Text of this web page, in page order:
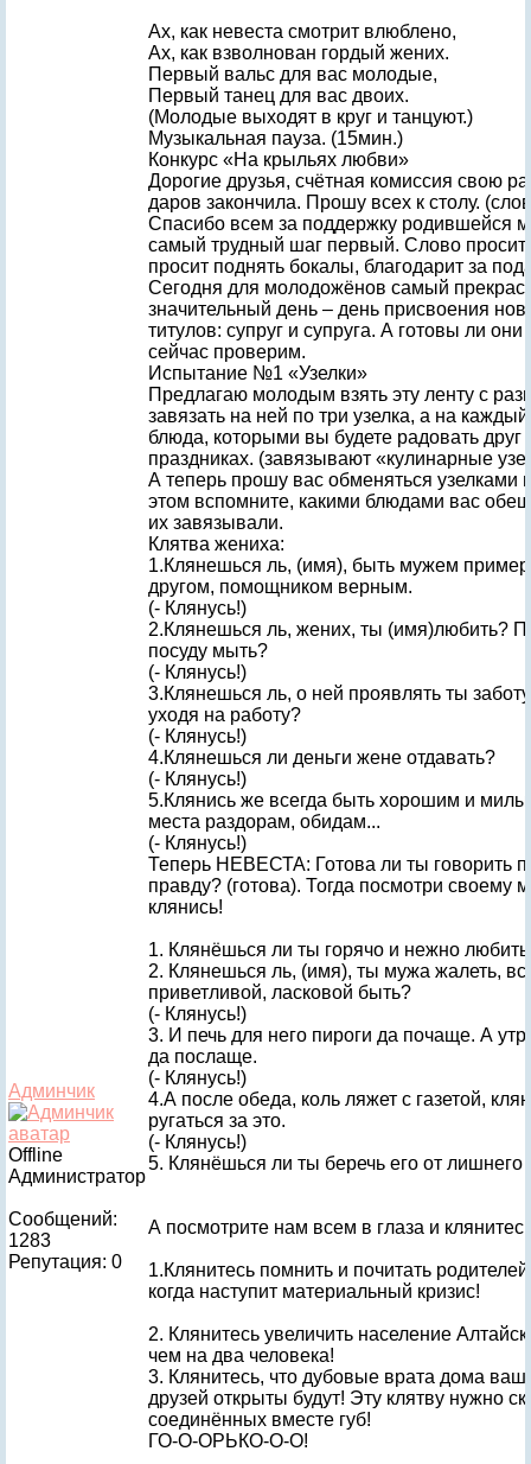
Админчик
Offline
Администратор
Сообщений:
1283
Репутация: 0
Ах, как невеста смотрит влюблено,
Ах, как взволнован гордый жених.
Первый вальс для вас молодые,
Первый танец для вас двоих.
(Молодые выходят в круг и танцуют.)
Музыкальная пауза. (15мин.)
Конкурс «На крыльях любви»
Дорогие друзья, счётная комиссия свою
даров закончила. Прошу всех к столу.
Спасибо всем за поддержку родившейся
самый трудный шаг первый. Слово
просит поднять бокалы, благодарит за
Сегодня для молодожёнов самый
значительный день – день присвоения
титулов: супруг и супруга. А готовы ли
сейчас проверим.
Испытание №1 «Узелки»
Предлагаю молодым взять эту ленту с
завязать на ней по три узелка, а на каждый
блюда, которыми вы будете радовать друг
праздниках. (завязывают «кулинарные
А теперь прошу вас обменяться узелками
этом вспомните, какими блюдами вас
их завязывали.
Клятва жениха:
1.Клянешься ль, (имя), быть мужем
другом, помощником верным.
(- Клянусь!)
2.Клянешься ль, жених, ты (имя)любить?
посуду мыть?
(- Клянусь!)
3.Клянешься ль, о ней проявлять ты
уходя на работу?
(- Клянусь!)
4.Клянешься ли деньги жене отдавать?
(- Клянусь!)
5.Клянись же всегда быть хорошим и
места раздорам, обидам...
(- Клянусь!)
Теперь НЕВЕСТА: Готова ли ты говорить
правду? (готова). Тогда посмотри своему
клянись!
1. Клянёшься ли ты горячо и нежно
2. Клянешься ль, (имя), ты мужа жалеть,
приветливой, ласковой быть?
(- Клянусь!)
3. И печь для него пироги да почаще. А
да послаще.
(- Клянусь!)
4.А после обеда, коль ляжет с газетой,
ругаться за это.
(- Клянусь!)
5. Клянёшься ли ты беречь его от лишнего
А посмотрите нам всем в глаза и
1.Клянитесь помнить и почитать
когда наступит материальный кризис!
2. Клянитесь увеличить население
чем на два человека!
3. Клянитесь, что дубовые врата дома
друзей открыты будут! Эту клятву нужно
соединённых вместе губ!
ГО-О-ОРЬКО-О-О!